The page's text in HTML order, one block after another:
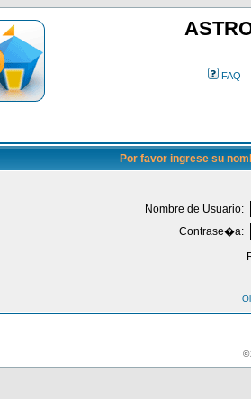
FAQ
Por favor ingrese su
Nombre de Usuario:
Contrase�a:
©